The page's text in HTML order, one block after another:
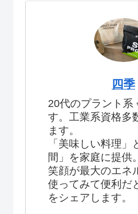
四季
20代のプラント系
す。工業系資格多
ます。
「美味しい料理」
間」を家庭に提供。
笑顔が最大のエネ
使ってみて便利だ
をシェアします。